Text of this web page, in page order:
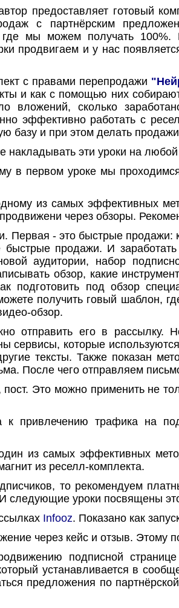
предоставляет готовый
с партнёрским
мы можем получать 100%.
продвигаем и у нас
с правами перепродажи
и как с помощью них
вложений, сколько
эффективно работать с
базу и при этом делать
накладывать эти уроки на
в первом уроке мы
из самых эффективных
через обзоры.
Первая - это быстрые
быстрые продажи. И
аудитории, набор
обзор, какие
подготовить под обзор
получить говый шаблон,
обзор.
отправить его в рассылку.
которые
тексты. Также показан
После чего отправляем
Это можно применить не
привлечению трафика на
из самых эффективных
из реселл-комплекта.
то рекомендуем
следующие уроки посвящены
Infooz. Показано как
через кейс и отзыв. Этому
подписной странице
устанавливается в
предложения по